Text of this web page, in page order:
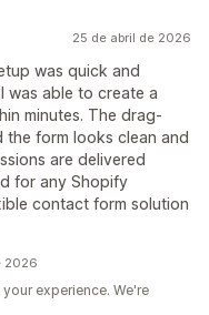
25 de abril de 2026
was quick and
was able to create a
minutes. The drag-
form looks clean and
are delivered
for any Shopify
contact form solution
2026
experience. We're